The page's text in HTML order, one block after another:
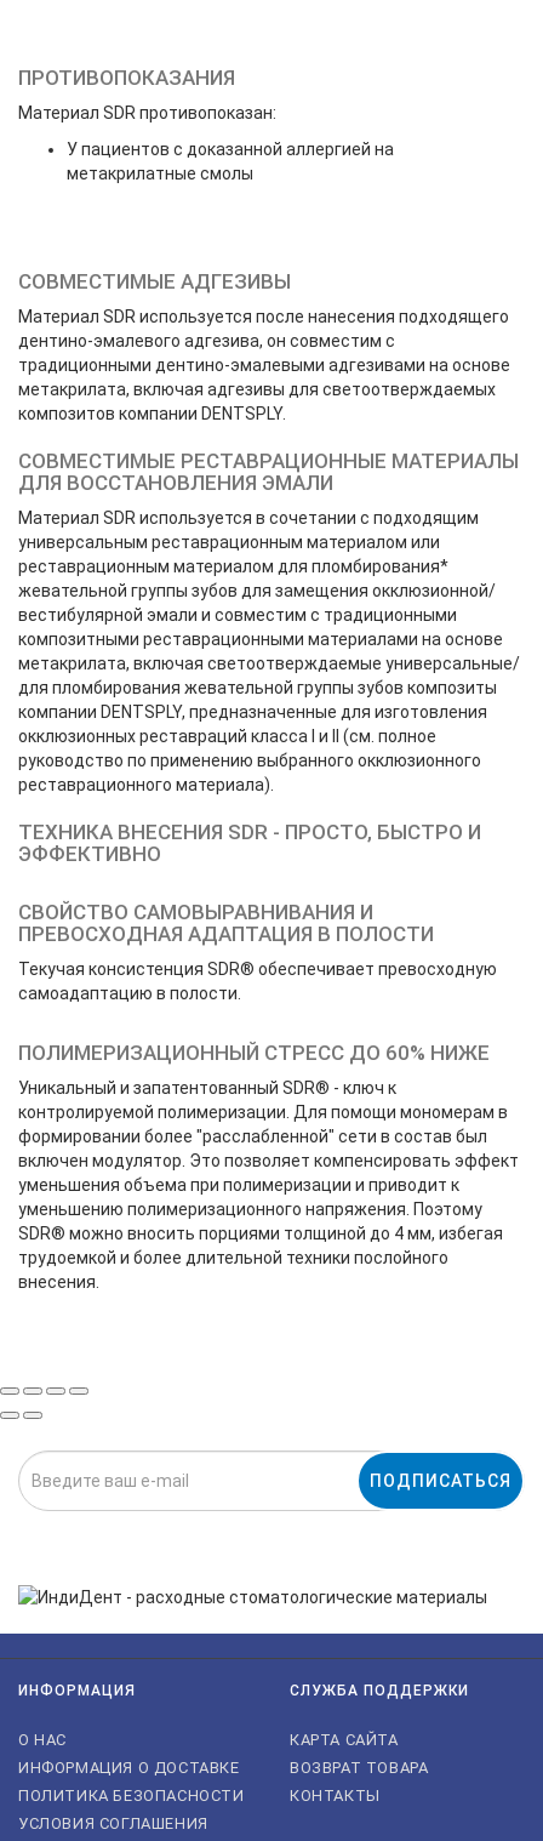
ПРОТИВОПОКАЗАНИЯ
Материал SDR противопоказан:
У пациентов с доказанной аллергией на
метакрилатные смолы
СОВМЕСТИМЫЕ АДГЕЗИВЫ
Материал SDR используется после нанесения подходящего
дентино-эмалевого адгезива, он совместим с
традиционными дентино-эмалевыми адгезивами на основе
метакрилата, включая адгезивы для светоотверждаемых
композитов компании DENTSPLY.
СОВМЕСТИМЫЕ РЕСТАВРАЦИОННЫЕ МАТЕРИАЛЫ
ДЛЯ ВОССТАНОВЛЕНИЯ ЭМАЛИ
Материал SDR используется в сочетании с подходящим
универсальным реставрационным материалом или
реставрационным материалом для пломбирования*
жевательной группы зубов для замещения окклюзионной/
вестибулярной эмали и совместим с традиционными
композитными реставрационными материалами на основе
метакрилата, включая светоотверждаемые универсальные/
для пломбирования жевательной группы зубов композиты
компании DENTSPLY, предназначенные для изготовления
окклюзионных реставраций класса I и II (cм. полное
руководство по применению выбранного окклюзионного
реставрационного материала).
ТЕХНИКА ВНЕСЕНИЯ SDR - ПРОСТО, БЫСТРО И
ЭФФЕКТИВНО
СВОЙСТВО САМОВЫРАВНИВАНИЯ И
ПРЕВОСХОДНАЯ АДАПТАЦИЯ В ПОЛОСТИ
Текучая консистенция SDR® обеспечивает превосходную
самоадаптацию в полости.
ПОЛИМЕРИЗАЦИОННЫЙ СТРЕСС ДО 60% НИЖЕ
Уникальный и запатентованный SDR® - ключ к
контролируемой полимеризации. Для помощи мономерам в
формировании более "расслабленной" сети в состав был
включен модулятор. Это позволяет компенсировать эффект
уменьшения объема при полимеризации и приводит к
уменьшению полимеризационного напряжения. Поэтому
SDR® можно вносить порциями толщиной до 4 мм, избегая
трудоемкой и более длительной техники послойного
внесения.
ПОДПИСАТЬСЯ
ИНФОРМАЦИЯ
О НАС
ИНФОРМАЦИЯ О ДОСТАВКЕ
ПОЛИТИКА БЕЗОПАСНОСТИ
УСЛОВИЯ СОГЛАШЕНИЯ
СЛУЖБА ПОДДЕРЖКИ
КАРТА САЙТА
ВОЗВРАТ ТОВАРА
КОНТАКТЫ